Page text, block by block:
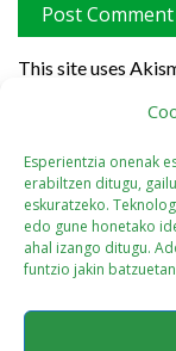
Esperientzia onenak
erabiltzen ditugu,
eskuratzeko.
edo gune honetako
ahal izango ditugu.
funtzio jakin
This site uses